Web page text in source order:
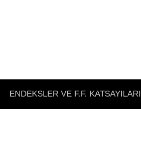
ENDEKSLER VE F.F. KATSAYILARI